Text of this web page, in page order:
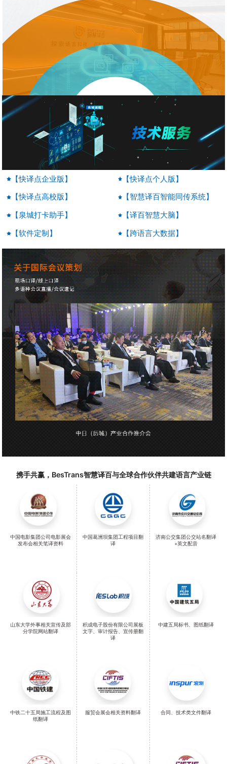
【快译点企业版】
【快译点个人版】
【快译点高校版】
【智慧译百智能同传系统】
【泉城打卡助手】
【译百智慧大脑】
【软件定制】
【跨语言大数据】
携手共赢，BesTrans智慧译百与全球合作伙伴共建语言产业链
中国电影集团公司电影展会
发布会相关笔译资料
中国葛洲坝集团工程项目翻
译
济南公交集团公交站名翻译
+英文配音
山东大学外事相关宣传及部
分学院网站翻译
积成电子股份有限公司展板
文字、审计报告、宣传册翻
译
中建五局标书、图纸翻译
中铁二十五局施工流程及图
纸翻译
服贸会展会相关资料翻译 合同、技术类文件翻译